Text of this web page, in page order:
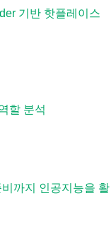
기반 핫플레이스
할 분석
비까지 인공지능을 활